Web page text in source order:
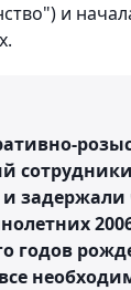
и
задержали
годов